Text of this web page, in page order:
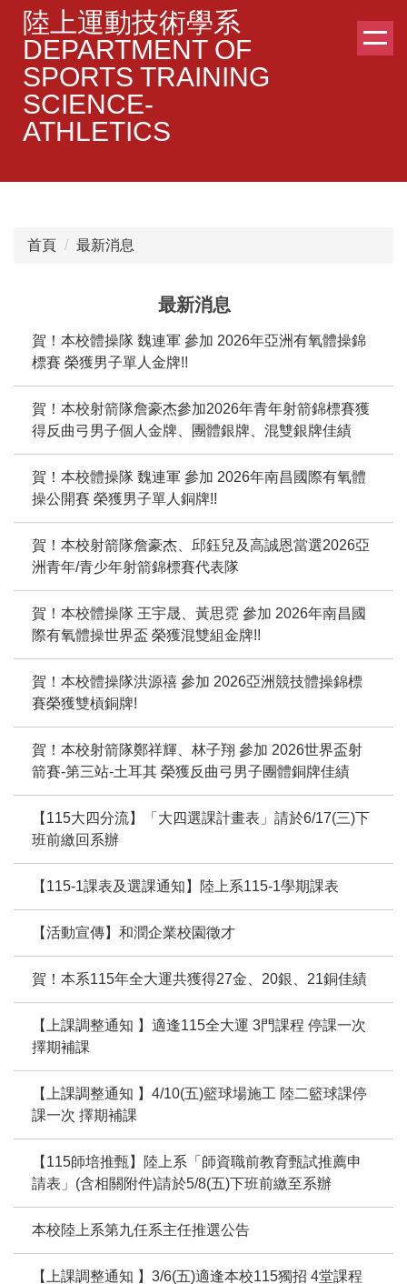
陸上運動技術學系
DEPARTMENT OF
SPORTS TRAINING
SCIENCE-
ATHLETICS
首頁 最新消息
最新消息
賀！本校體操隊 魏連軍 參加 2026年亞洲有氧體操錦
標賽 榮獲男子單人金牌!!
賀！本校射箭隊詹豪杰參加2026年青年射箭錦標賽獲
得反曲弓男子個人金牌、團體銀牌、混雙銀牌佳績
賀！本校體操隊 魏連軍 參加 2026年南昌國際有氧體
操公開賽 榮獲男子單人銅牌!!
賀！本校射箭隊詹豪杰、邱鈺兒及高誠恩當選2026亞
洲青年/青少年射箭錦標賽代表隊
賀！本校體操隊 王宇晟、黃思霓 參加 2026年南昌國
際有氧體操世界盃 榮獲混雙組金牌!!
賀！本校體操隊洪源禧 參加 2026亞洲競技體操錦標
賽榮獲雙槓銅牌!
賀！本校射箭隊鄭祥輝、林子翔 參加 2026世界盃射
箭賽-第三站-土耳其 榮獲反曲弓男子團體銅牌佳績
【115大四分流】「大四選課計畫表」請於6/17(三)下
班前繳回系辦
【115-1課表及選課通知】陸上系115-1學期課表
【活動宣傳】和潤企業校園徵才
賀！本系115年全大運共獲得27金、20銀、21銅佳績
【上課調整通知 】適逢115全大運 3門課程 停課一次
擇期補課
【上課調整通知 】4/10(五)籃球場施工 陸二籃球課停
課一次 擇期補課
【115師培推甄】陸上系「師資職前教育甄試推薦申
請表」(含相關附件)請於5/8(五)下班前繳至系辦
本校陸上系第九任系主任推選公告
【上課調整通知 】3/6(五)適逢本校115獨招 4堂課程